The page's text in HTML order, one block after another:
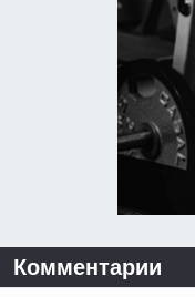
Комментарии